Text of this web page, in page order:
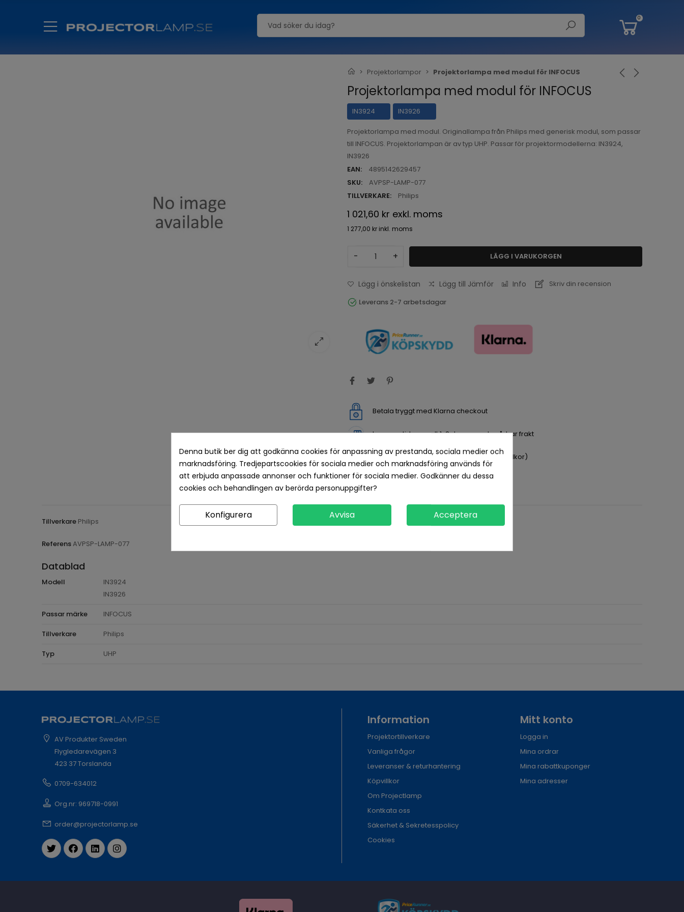
0
Projektorlampor Projektorlampa med modul för INFOCUS
Projektorlampa med modul för INFOCUS
IN3924 IN3926
Projektorlampa med modul. Originallampa från Philips med generisk modul, som passar
till INFOCUS. Projektorlampan är av typ UHP. Passar för projektormodellerna: IN3924,
IN3926
EAN:
4895142629457
SKU:
AVPSP-LAMP-077
TILLVERKARE:
Philips
1 021,60 kr exkl. moms
1 277,00 kr inkl. moms
- + LÄGG I VARUKORGEN
Lägg i önskelistan Lägg till Jämför Info
Skriv din recension
Leverans 2-7 arbetsdagar
Betala tryggt med Klarna checkout
Leveranstid normalt 1-2 dagar med spårbar frakt
Returvillkor 14 dagars öppet köp (se köpvillkor)
Produktdetaljer Recensioner
Tillverkare Philips
ReferensAVPSP-LAMP-077
Datablad
Modell
IN3924
IN3926
Passar märke INFOCUS
Tillverkare Philips
Typ UHP
AV Produkter Sweden
Flygledarevägen 3
423 37 Torslanda
0709-634012
Org.nr: 969718-0991
order@projectorlamp.se
Information
Projektortillverkare
Vanliga frågor
Leveranser & returhantering
Köpvillkor
Om Projectlamp
Kontkata oss
Säkerhet & Sekretesspolicy
Cookies
Mitt konto
Logga in
Mina ordrar
Mina rabattkuponger
Mina adresser
Denna butik ber dig att godkänna cookies för anpassning av prestanda, sociala medier och
marknadsföring. Tredjepartscookies för sociala medier och marknadsföring används för
att erbjuda anpassade annonser och funktioner för sociala medier. Godkänner du dessa
cookies och behandlingen av berörda personuppgifter?
Konfigurera Avvisa Acceptera